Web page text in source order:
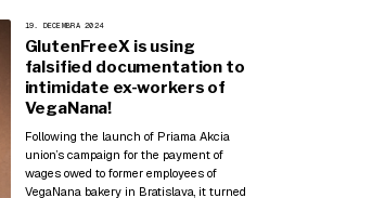
19. DECEMBRA 2024
GlutenFreeX is using
falsified documentation to
intimidate ex-workers of
VegaNana!
Following the launch of Priama Akcia
union’s campaign for the payment of
wages owed to former employees of
VegaNana bakery in Bratislava, it turned